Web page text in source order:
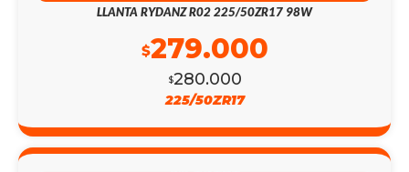
LLANTA RYDANZ R02 225/50ZR17 98W
$280.000
$279.000
225/50ZR17